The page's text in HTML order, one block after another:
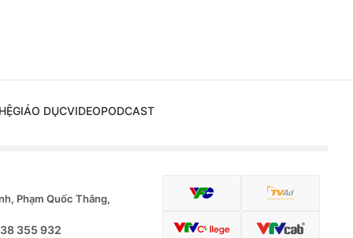
GIÁO DỤCVIDEOPODCAST
Phạm Quốc Thắng,
355 932